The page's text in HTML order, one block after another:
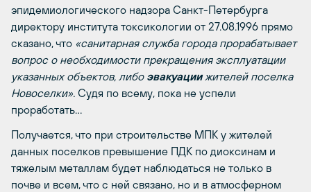
эпидемиологического надзора Санкт-Петербурга
директору института токсикологии от 27.08.1996 прямо
сказано, что «санитарная служба города прорабатывает
вопрос о необходимости прекращения эксплуатации
указанных объектов, либо эвакуациижителей поселка
Новоселки». Судя по всему, пока не успели
проработать…
Получается, что при строительстве МПК у жителей
данных поселков превышение ПДК по диоксинам и
тяжелым металлам будет наблюдаться не только в
почве и всем, что с ней связано, но и в атмосферном